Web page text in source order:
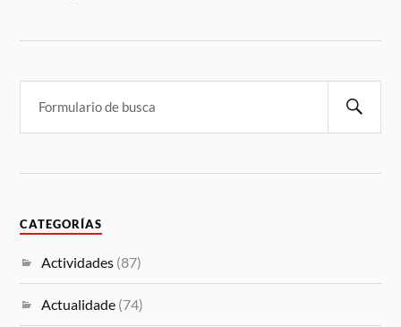
CATEGORÍAS
Actividades (87)
Actualidade (74)